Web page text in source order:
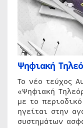
Ψηφιακή
Το νέο τεύχος
«Ψηφιακή
με το
ηγείται στην
συστημάτων